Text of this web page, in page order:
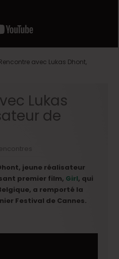
avec Lukas Dhont,
Lukas
de
jeune réalisateur
premier film, Girl, qui
a remporté la
Festival de Cannes.